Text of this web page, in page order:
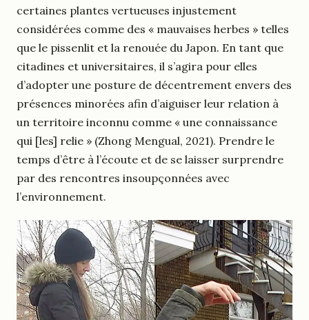
certaines plantes vertueuses injustement
considérées comme des « mauvaises herbes » telles
que le pissenlit et la renouée du Japon. En tant que
citadines et universitaires, il s’agira pour elles
d’adopter une posture de décentrement envers des
présences minorées afin d’aiguiser leur relation à
un territoire inconnu comme « une connaissance
qui [les] relie » (Zhong Mengual, 2021). Prendre le
temps d’être à l’écoute et de se laisser surprendre
par des rencontres insoupçonnées avec
l’environnement.